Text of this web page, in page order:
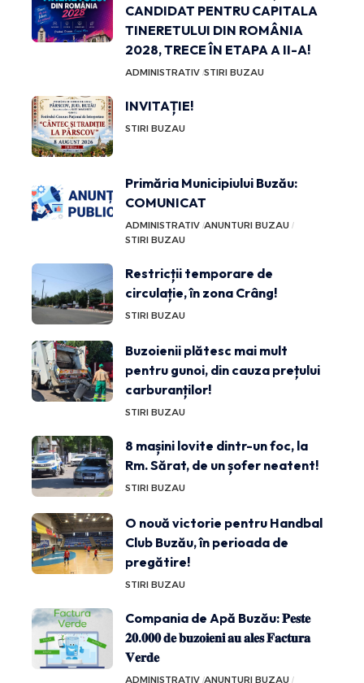
CANDIDAT PENTRU CAPITALA
TINERETULUI DIN ROMÂNIA
2028, TRECE ÎN ETAPA A II-A!
ADMINISTRATIV STIRI BUZAU
INVITAȚIE!
STIRI BUZAU
Primăria Municipiului Buzău:
COMUNICAT
ADMINISTRATIV ANUNTURI BUZAU
STIRI BUZAU
Restricții temporare de
circulație, în zona Crâng!
STIRI BUZAU
Buzoienii plătesc mai mult
pentru gunoi, din cauza prețului
carburanților!
STIRI BUZAU
8 mașini lovite dintr-un foc, la
Rm. Sărat, de un șofer neatent!
STIRI BUZAU
O nouă victorie pentru Handbal
Club Buzău, în perioada de
pregătire!
STIRI BUZAU
Compania de Apă Buzău: 𝐏𝐞𝐬𝐭𝐞
𝟐𝟎.𝟎𝟎𝟎 𝐝𝐞 𝐛𝐮𝐳𝐨𝐢𝐞𝐧𝐢 𝐚𝐮 𝐚𝐥𝐞𝐬 𝐅𝐚𝐜𝐭𝐮𝐫𝐚
𝐕𝐞𝐫𝐝𝐞
ADMINISTRATIV ANUNTURI BUZAU